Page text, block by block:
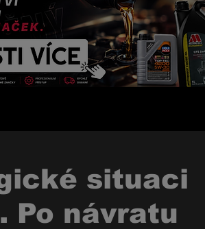
situaci
Po návratu